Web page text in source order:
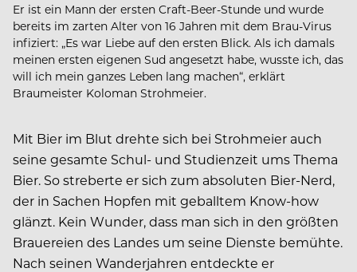
Er ist ein Mann der ersten Craft-Beer-Stunde und wurde
bereits im zarten Alter von 16 Jahren mit dem Brau-Virus
infiziert: „Es war Liebe auf den ersten Blick. Als ich damals
meinen ersten eigenen Sud angesetzt habe, wusste ich, das
will ich mein ganzes Leben lang machen“, erklärt
Braumeister Koloman Strohmeier.
Mit Bier im Blut drehte sich bei Strohmeier auch
seine gesamte Schul- und Studienzeit ums Thema
Bier. So streberte er sich zum absoluten Bier-Nerd,
der in Sachen Hopfen mit geballtem Know-how
glänzt. Kein Wunder, dass man sich in den größten
Brauereien des Landes um seine Dienste bemühte.
Nach seinen Wanderjahren entdeckte er